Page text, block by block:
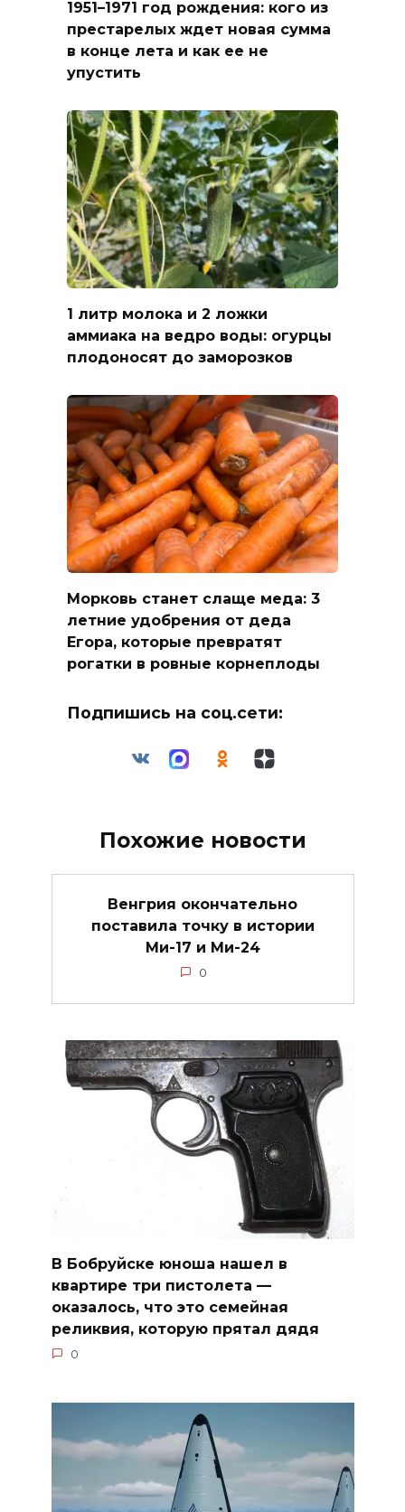
1951–1971 год рождения: кого из
престарелых ждет новая сумма
в конце лета и как ее не
упустить
1 литр молока и 2 ложки
аммиака на ведро воды: огурцы
плодоносят до заморозков
Морковь станет слаще меда: 3
летние удобрения от деда
Егора, которые превратят
рогатки в ровные корнеплоды
Подпишись на соц.сети:
Похожие новости
Венгрия окончательно
поставила точку в истории
Ми-17 и Ми-24
0
В Бобруйске юноша нашел в
квартире три пистолета —
оказалось, что это семейная
реликвия, которую прятал дядя
0